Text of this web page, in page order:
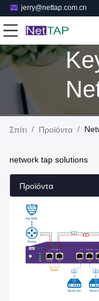
jerry@nettap.com.cn
Σπίτι / Προϊόντα /
network tap solutions
Προϊόντα